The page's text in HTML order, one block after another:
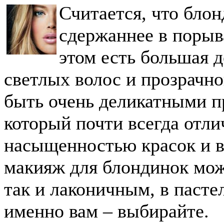
Считается, что
сдержаннее в
этом есть большая
светлых волос и
быть очень деликатными
который почти всегда
насыщенностью красок и
макияж для блондинок
так и лаконичным, в
именно вам – выбирайте.